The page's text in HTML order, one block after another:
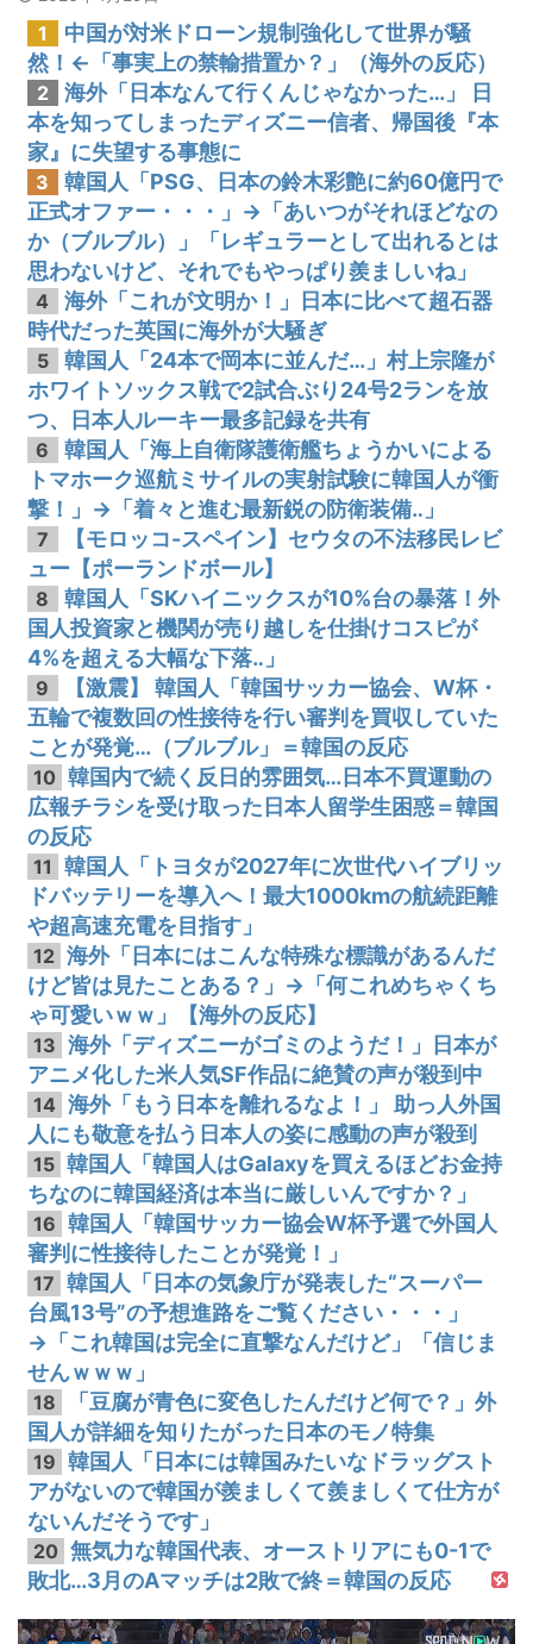
1
中国が対米ドローン規制強化して世界が騒
然！←「事実上の禁輸措置か？」（海外の反応）
2
海外「日本なんて行くんじゃなかった…」 日
本を知ってしまったディズニー信者、帰国後『本
家』に失望する事態に
3
韓国人「PSG、日本の鈴木彩艶に約60億円で
正式オファー・・・」→「あいつがそれほどなの
か（ブルブル）」「レギュラーとして出れるとは
思わないけど、それでもやっぱり羨ましいね」
4
海外「これが文明か！」日本に比べて超石器
時代だった英国に海外が大騒ぎ
5
韓国人「24本で岡本に並んだ…」村上宗隆が
ホワイトソックス戦で2試合ぶり24号2ランを放
つ、日本人ルーキー最多記録を共有
6
韓国人「海上自衛隊護衛艦ちょうかいによる
トマホーク巡航ミサイルの実射試験に韓国人が衝
撃！」→「着々と進む最新鋭の防衛装備‥」
7
【モロッコ-スペイン】セウタの不法移民レビ
ュー【ポーランドボール】
8
韓国人「SKハイニックスが10%台の暴落！外
国人投資家と機関が売り越しを仕掛けコスピが
4%を超える大幅な下落‥」
9
【激震】 韓国人「韓国サッカー協会、W杯・
五輪で複数回の性接待を行い審判を買収していた
ことが発覚…（ブルブル」＝韓国の反応
10 韓国内で続く反日的雰囲気…日本不買運動の
広報チラシを受け取った日本人留学生困惑＝韓国
の反応
11
韓国人「トヨタが2027年に次世代ハイブリッ
ドバッテリーを導入へ！最大1000kmの航続距離
や超高速充電を目指す」
12 海外「日本にはこんな特殊な標識があるんだ
けど皆は見たことある？」→「何これめちゃくち
ゃ可愛いｗｗ」【海外の反応】
13 海外「ディズニーがゴミのようだ！」日本が
アニメ化した米人気SF作品に絶賛の声が殺到中
14 海外「もう日本を離れるなよ！」 助っ人外国
人にも敬意を払う日本人の姿に感動の声が殺到
15 韓国人「韓国人はGalaxyを買えるほどお金持
ちなのに韓国経済は本当に厳しいんですか？」
16 韓国人「韓国サッカー協会W杯予選で外国人
審判に性接待したことが発覚！」
17 韓国人「日本の気象庁が発表した“スーパー
台風13号”の予想進路をご覧ください・・・」
→「これ韓国は完全に直撃なんだけど」「信じま
せんｗｗｗ」
18
「豆腐が青色に変色したんだけど何で？」外
国人が詳細を知りたがった日本のモノ特集
19 韓国人「日本には韓国みたいなドラッグスト
アがないので韓国が羨ましくて羨ましくて仕方が
ないんだそうです」
20 無気力な韓国代表、オーストリアにも0-1で
敗北…3月のAマッチは2敗で終＝韓国の反応
動